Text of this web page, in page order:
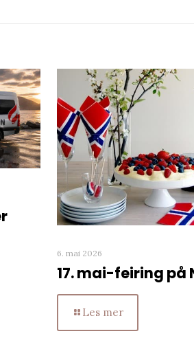
6. mai 2026
17. mai-feiring på
Les mer